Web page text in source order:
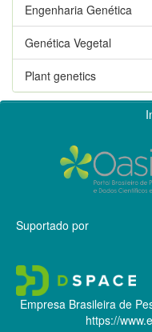
Engenharia Genética
Genética Vegetal
Plant genetics
Suportado por
Empresa Brasileira de
https://